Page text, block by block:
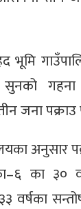
भूमि
सुनको
जना पक्राउ
अनुसार
का ३०
वर्षका